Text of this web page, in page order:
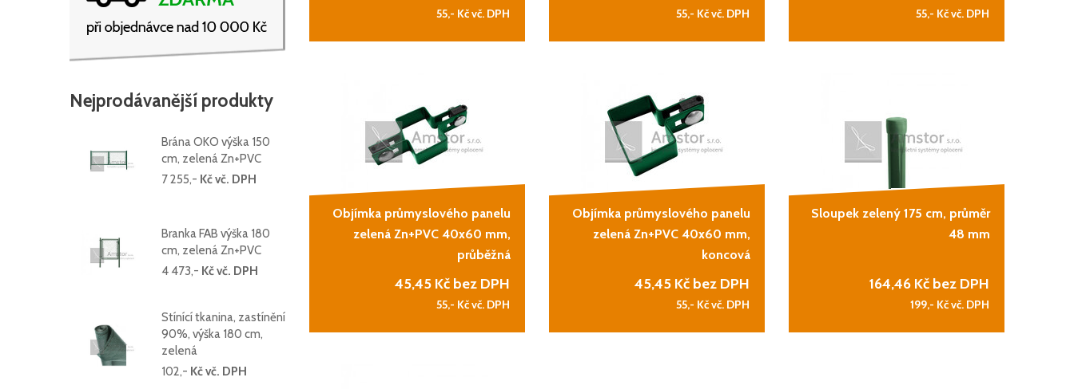
Nejprodávanější produkty
Brána OKO výška 150
cm, zelená Zn+PVC
7 255,- Kč vč. DPH
Branka FAB výška 180
cm, zelená Zn+PVC
4 473,- Kč vč. DPH
Stínící tkanina, zastínění
90%, výška 180 cm,
zelená
102,- Kč vč. DPH
55,- Kč vč. DPH 55,- Kč vč. DPH 55,- Kč vč. DPH
Objímka průmyslového panelu
zelená Zn+PVC 40x60 mm,
průběžná
45,45 Kč bez DPH
55,- Kč vč. DPH
Objímka průmyslového panelu
zelená Zn+PVC 40x60 mm,
koncová
45,45Kč bez DPH
55,- Kč vč. DPH
Sloupek zelený 175 cm, průměr
48 mm
164,46Kč bez DPH
199,- Kč vč. DPH